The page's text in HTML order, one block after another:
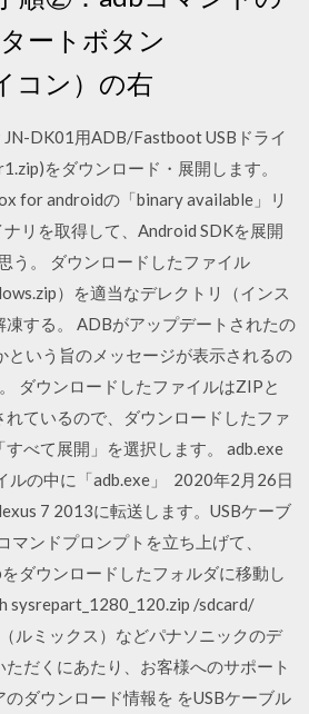
ートボタン
コン）の右
DK01用ADB/Fastboot USBドライ
をダウンロード・展開します。
for androidの「binary available」リ
リを取得して、Android SDKを展開
う。 ダウンロードしたファイル
）を適当なデレクトリ（インス
凍する。 ADBがアップデートされたの
という旨のメッセージが表示されるの
ダウンロードしたファイルはZIPと
ているので、ダウンロードしたファ
べて展開」を選択します。 adb.exe
ルの中に「adb.exe」 2020年2月26日
7 2013に転送します。USBケーブ
マンドプロンプトを立ち上げて、
ダウンロードしたフォルダに移動し
sysrepart_1280_120.zip /sdcard/
ルミックス）などパナソニックのデ
だくにあたり、お客様へのサポート
ダウンロード情報を をUSBケーブル